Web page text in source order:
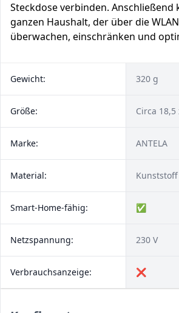
Steckdose verbinden. Anschließend
ganzen Haushalt, der über die
überwachen, einschränken und
Gewicht: 320 g
Größe: Circa 18,5
Marke: ‎ANTELA
Material: Kunststoff
Smart-Home-fähig: ✅
Netzspannung: 230 V
Verbrauchsanzeige: ❌